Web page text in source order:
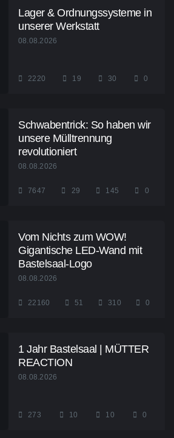
Lager & Ordnungssysteme in
unserer Werkstatt
08.08.2026
2220 19 30 0
Schwabentrick: So haben wir
unsere Mülltrennung
revolutioniert
08.08.2026
7647 29 145 0
Vom Nichts zum WOW!
Gigantische LED-Wand mit
Bastelsaal-Logo
08.08.2026
22160 51 310 0
1 Jahr Bastelsaal | MÜTTER
REACTION
08.08.2026
273 10 10 0